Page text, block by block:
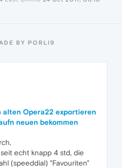
BY PORLI9
alten Opera22 exportieren
neuen bekommen
echt knapp 4 std, die
(speeddial) "Favouriten"